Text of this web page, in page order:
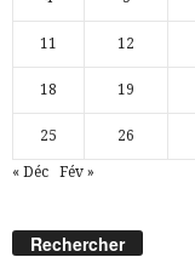
11 12
18 19
25 26
« Déc Fév »
Rechercher